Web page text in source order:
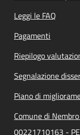
Leggi le FAQ
Pagamenti
Riepilogo
Segnalazione
Piano di
Comune di
00221710163 -